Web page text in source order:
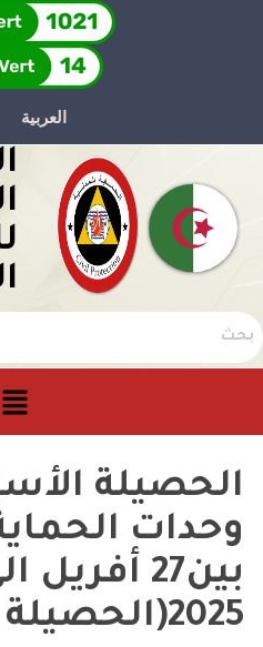
العربية
الحصيلة
وحدات
2025(الحصيلة الأسبوعية)